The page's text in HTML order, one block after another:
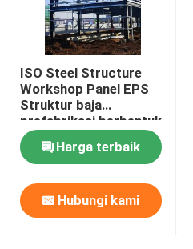
ISO Steel Structure
Workshop Panel EPS
Struktur baja
prefabrikasi berbentuk
H
Harga terbaik
Hubungi kami